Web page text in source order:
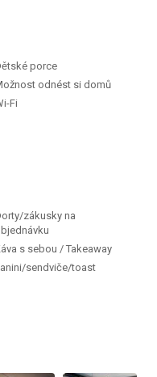
porce
odnést si domů
Fi
zákusky na
s sebou / Takeaway
sendviče/toast